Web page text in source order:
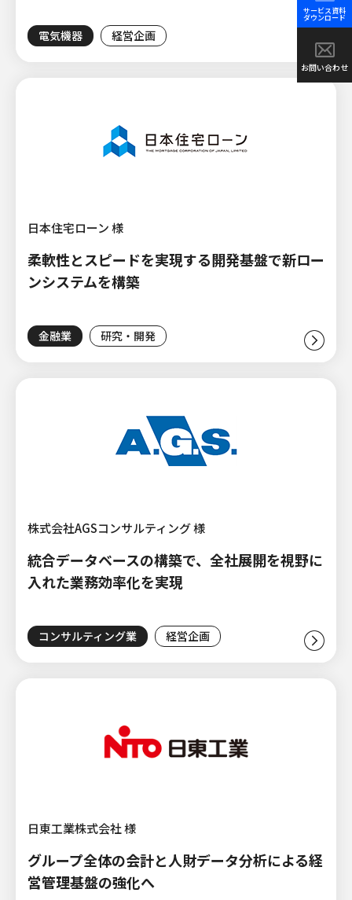
サービス資料
ダウンロード
お問い合わせ
電気機器 経営企画
日本住宅ローン 様
柔軟性とスピードを実現する開発基盤で新ロー
ンシステムを構築
金融業 研究・開発
株式会社AGSコンサルティング 様
統合データベースの構築で、全社展開を視野に
入れた業務効率化を実現
コンサルティング業 経営企画
日東工業株式会社 様
グループ全体の会計と人財データ分析による経
営管理基盤の強化へ